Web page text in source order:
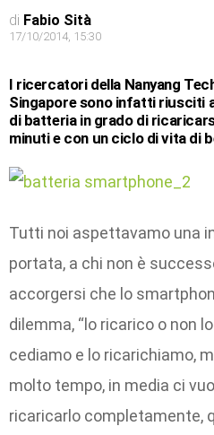
di Fabio Sità
17/10/2014, 15:30
I ricercatori della Nanyang
Singapore sono infatti riusciti
di batteria in grado di
minuti e con un ciclo di vita di
Tutti noi aspettavamo una
portata, a chi non è
accorgersi che lo
dilemma, “lo ricarico o non
cediamo e lo ricarichiamo,
molto tempo, in media ci
ricaricarlo completamente,